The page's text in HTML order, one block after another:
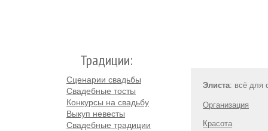
Традиции:
Сценарии свадьбы
Свадебные тосты
Конкурсы на свадьбу
Выкуп невесты
Свадебные традиции
Элиста: всё для
Организация
Красота